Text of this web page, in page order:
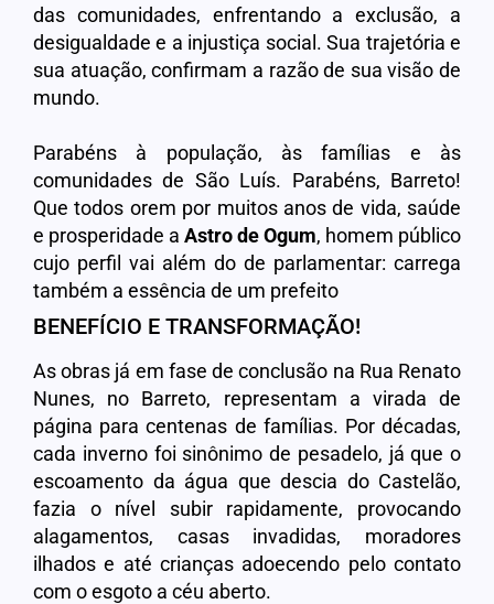
das comunidades, enfrentando a exclusão, a
desigualdade e a injustiça social. Sua trajetória e
sua atuação, confirmam a razão de sua visão de
mundo.
Parabéns à população, às famílias e às
comunidades de São Luís. Parabéns, Barreto!
Que todos orem por muitos anos de vida, saúde
e prosperidade a Astro de Ogum, homem público
cujo perfil vai além do de parlamentar: carrega
também a essência de um prefeito
BENEFÍCIO E TRANSFORMAÇÃO!
As obras já em fase de conclusão na Rua Renato
Nunes, no Barreto, representam a virada de
página para centenas de famílias. Por décadas,
cada inverno foi sinônimo de pesadelo, já que o
escoamento da água que descia do Castelão,
fazia o nível subir rapidamente, provocando
alagamentos, casas invadidas, moradores
ilhados e até crianças adoecendo pelo contato
com o esgoto a céu aberto.